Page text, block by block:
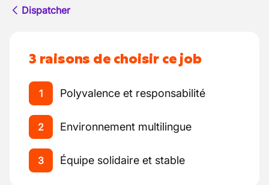
Dispatcher
3 raisons de choisir ce job
1 Polyvalence et responsabilité
2 Environnement multilingue
3 Équipe solidaire et stable